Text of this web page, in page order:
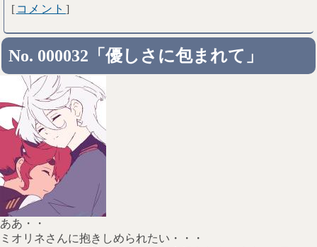
[ コメント]
No. 000032「優しさに包まれて」
ああ・・
ミオリネさんに抱きしめられたい・・・